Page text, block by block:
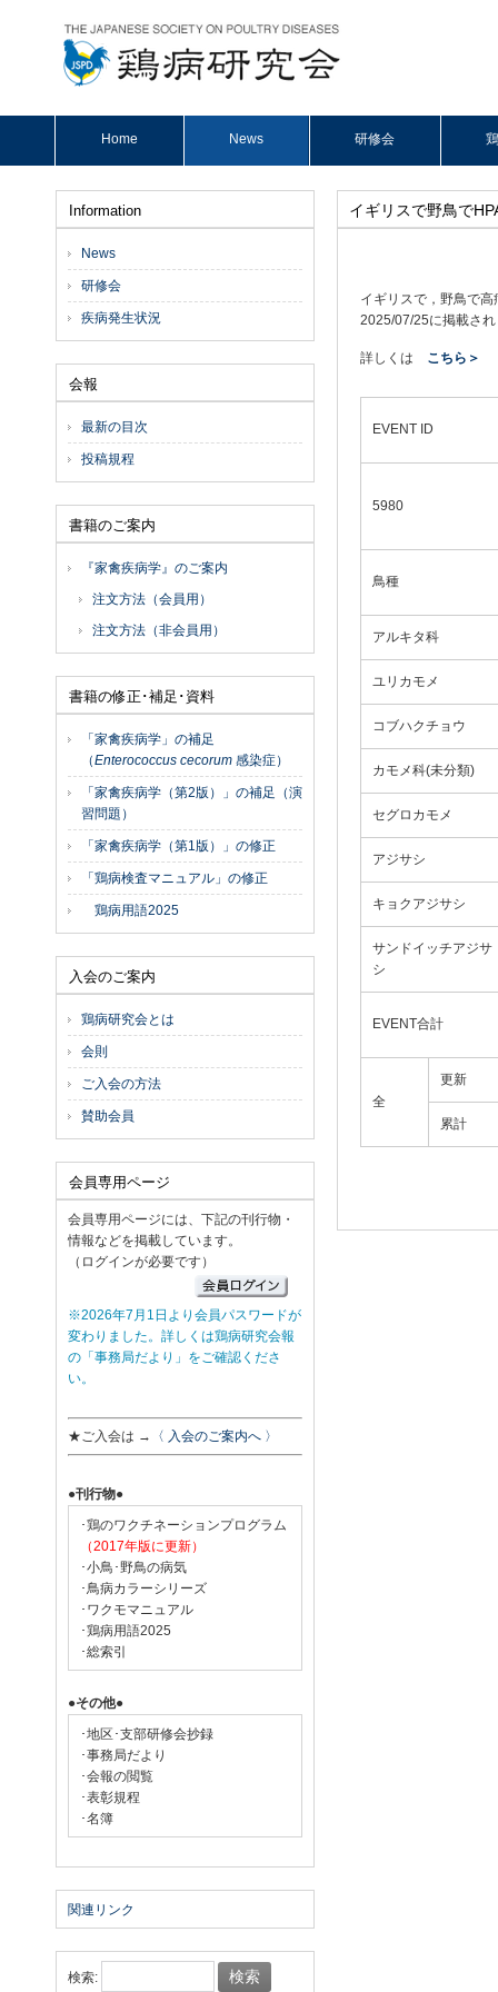
Home News 研修会
イギリスで野鳥で
イギリスで，野鳥で
2025/07/25に掲載さ
詳しくは こちら＞
EVENT ID
5980
鳥種
アルキタ科
ユリカモメ
コブハクチョウ
カモメ科(未分類)
セグロカモメ
アジサシ
キョクアジサシ
サンドイッチアジサ
シ
EVENT合計
全
更新
累計
Information
News
研修会
疾病発生状況
会報
最新の目次
投稿規程
書籍のご案内
『家禽疾病学』のご案内
注文方法（会員用）
注文方法（非会員用）
書籍の修正･補足･資料
「家禽疾病学」の補足
（Enterococcus cecorum 感染症）
「家禽疾病学（第2版）」の補足（演
習問題）
「家禽疾病学（第1版）」の修正
「鶏病検査マニュアル」の修正
鶏病用語2025
入会のご案内
鶏病研究会とは
会則
ご入会の方法
賛助会員
会員専用ページ
会員専用ページには、下記の刊行物・
情報などを掲載しています。
（ログインが必要です）
※2026年7月1日より会員パスワードが
変わりました。詳しくは鶏病研究会報
の「事務局だより」をご確認くださ
い。
★ご入会は → 〈 入会のご案内へ 〉
●刊行物●
･鶏のワクチネーションプログラム
（2017年版に更新）
･小鳥･野鳥の病気
･鳥病カラーシリーズ
･ワクモマニュアル
･鶏病用語2025
･総索引
●その他●
･地区･支部研修会抄録
･事務局だより
･会報の閲覧
･表彰規程
･名簿
関連リンク
検索: